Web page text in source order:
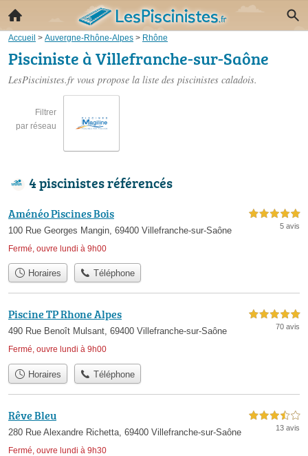
Accueil > Auvergne-Rhône-Alpes > Rhône
Pisciniste à Villefranche-sur-Saône
LesPiscinistes.fr vous propose la liste des piscinistes caladois.
Filtrer
par réseau
4 piscinistes référencés
Aménéo Piscines Bois
100 Rue Georges Mangin, 69400 Villefranche-sur-Saône
Fermé, ouvre lundi à 9h00
5,0 étoiles sur 5
5 avis
Horaires Téléphone
Piscine TP Rhone Alpes
490 Rue Benoît Mulsant, 69400 Villefranche-sur-Saône
Fermé, ouvre lundi à 9h00
5,0 étoiles sur 5
70 avis
Horaires Téléphone
Rêve Bleu
280 Rue Alexandre Richetta, 69400 Villefranche-sur-Saône
Fermé, ouvre lundi à 9h30
3,5 étoiles sur 5
13 avis